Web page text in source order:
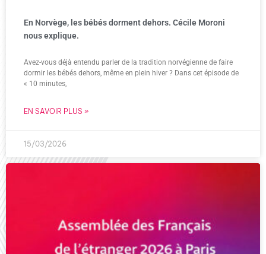
En Norvège, les bébés dorment dehors. Cécile Moroni
nous explique.
Avez-vous déjà entendu parler de la tradition norvégienne de faire
dormir les bébés dehors, même en plein hiver ? Dans cet épisode de
« 10 minutes,
EN SAVOIR PLUS »
15/03/2026